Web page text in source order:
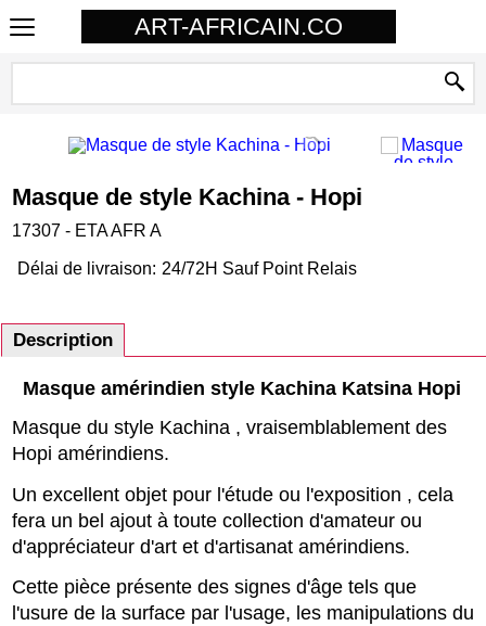
ART-AFRICAIN.CO
Masque de style Kachina - Hopi
17307 - ETA AFR A
Délai de livraison: 24/72H Sauf Point Relais
Description
Masque amérindien style Kachina Katsina Hopi
Masque du style Kachina , vraisemblablement des
Hopi amérindiens.
Un excellent objet pour l'étude ou l'exposition , cela
fera un bel ajout à toute collection d'amateur ou
d'appréciateur d'art et d'artisanat amérindiens.
Cette pièce présente des signes d'âge tels que
l'usure de la surface par l'usage, les manipulations du